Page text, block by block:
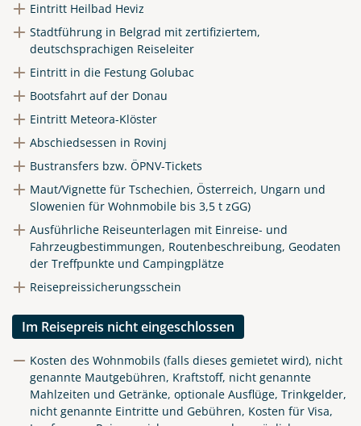
Eintritt Heilbad Heviz
Stadtführung in Belgrad mit zertifiziertem,
deutschsprachigen Reiseleiter
Eintritt in die Festung Golubac
Bootsfahrt auf der Donau
Eintritt Meteora-Klöster
Abschiedsessen in Rovinj
Bustransfers bzw. ÖPNV-Tickets
Maut/Vignette für Tschechien, Österreich, Ungarn und
Slowenien für Wohnmobile bis 3,5 t zGG)
Ausführliche Reiseunterlagen mit Einreise- und
Fahrzeugbestimmungen, Routenbeschreibung, Geodaten
der Treffpunkte und Campingplätze
Reisepreissicherungsschein
Im Reisepreis nicht eingeschlossen
Kosten des Wohnmobils (falls dieses gemietet wird), nicht
genannte Mautgebühren, Kraftstoff, nicht genannte
Mahlzeiten und Getränke, optionale Ausflüge, Trinkgelder,
nicht genannte Eintritte und Gebühren, Kosten für Visa,